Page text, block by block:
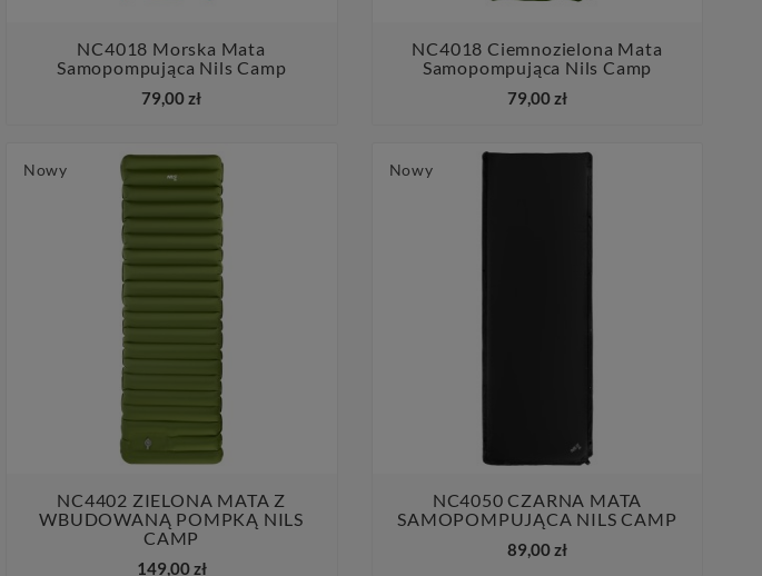
 
NC4018 Morska Mata
Samopompująca Nils Camp
79,00 zł
 
NC4018 Ciemnozielona Mata
Samopompująca Nils Camp
79,00 zł
Nowy
 
NC4402 ZIELONA MATA Z
WBUDOWANĄ POMPKĄ NILS
CAMP
149,00 zł
Nowy
 
NC4050 CZARNA MATA
SAMOPOMPUJĄCA NILS CAMP
89,00 zł